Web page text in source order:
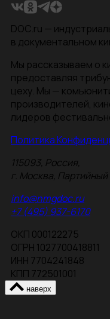
DOC.ru —
в документальном
Мы рассказываем о
предоставляя
цеху. Мы —
производителей,
лидеров
Политика
115093, Россия,
г. Москва, Партийный
info@nmgdoc.ru
+7 (495) 937-6170
ОКП 000122275
ОГРН 1027700418811
ИНН 7704241848
КПП 772501001
наверх